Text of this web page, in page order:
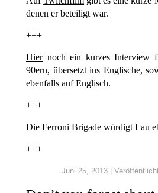
denen er beteiligt war.
+++
Hiernoch ein kurzes Interview
90ern, übersetzt ins Englische,
ebenfalls auf Englisch.
+++
Die Ferroni Brigade würdigt Lau
+++
Juni 25, 2013 |